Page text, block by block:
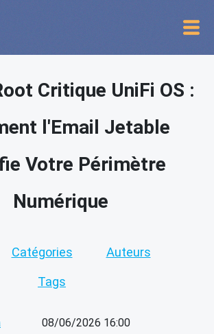
Critique UniFi OS :
l'Email Jetable
Votre Périmètre
Numérique
Catégories Auteurs
Tags
08/06/2026 16:00